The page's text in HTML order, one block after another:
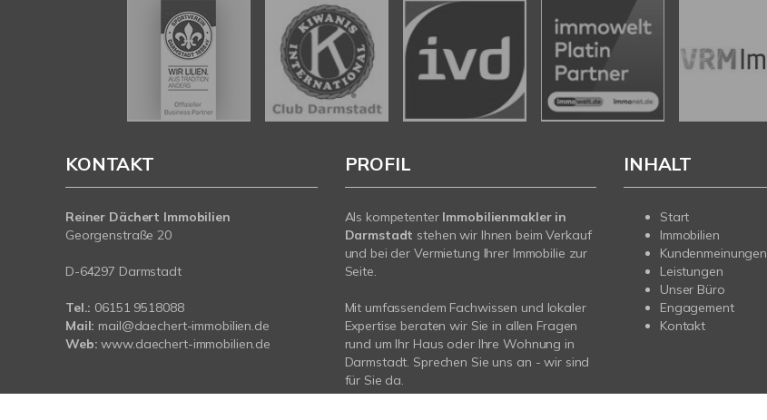
KONTAKT
Reiner Dächert Immobilien
Georgenstraße 20
D-64297 Darmstadt
Tel.: 06151 9518088
Mail: mail@daechert-immobilien.de
Web: www.daechert-immobilien.de
PROFIL
Als kompetenter Immobilienmakler in
Darmstadt stehen wir Ihnen beim Verkauf
und bei der Vermietung Ihrer Immobilie zur
Seite.
Mit umfassendem Fachwissen und lokaler
Expertise beraten wir Sie in allen Fragen
rund um Ihr Haus oder Ihre Wohnung in
Darmstadt. Sprechen Sie uns an - wir sind
für Sie da.
INHALT
Start
Immobilien
Kundenmeinungen
Leistungen
Unser Büro
Engagement
Kontakt